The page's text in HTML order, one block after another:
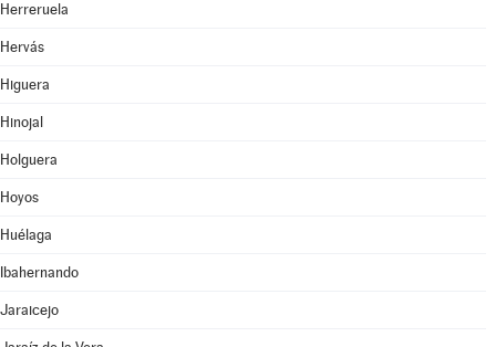
Herreruela
Hervás
Higuera
Hinojal
Holguera
Hoyos
Huélaga
Ibahernando
Jaraicejo